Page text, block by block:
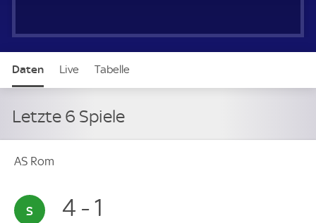
Daten Live Tabelle
Letzte 6 Spiele
AS Rom
4 - 1